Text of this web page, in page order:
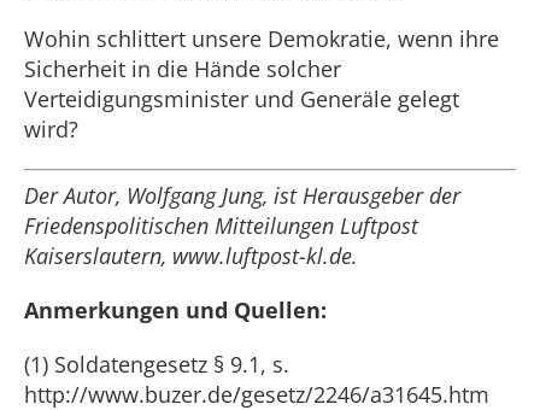
Wohin schlittert unsere Demokratie, wenn ihre
Sicherheit in die Hände solcher
Verteidigungsminister und Generäle gelegt
wird?
Der Autor, Wolfgang Jung, ist Herausgeber der
Friedenspolitischen Mitteilungen Luftpost
Kaiserslautern, www.luftpost-kl.de.
Anmerkungen und Quellen:
(1) Soldatengesetz § 9.1, s.
http://www.buzer.de/gesetz/2246/a31645.htm